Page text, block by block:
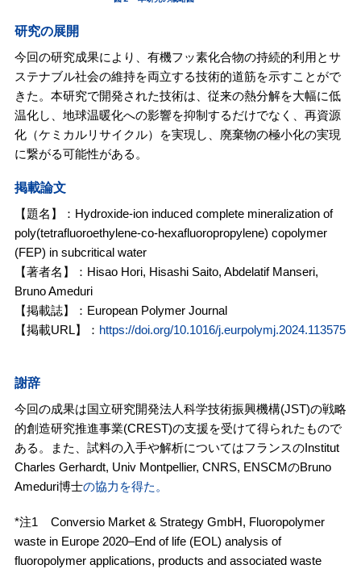
研究の展開
今回の研究成果により、有機フッ素化合物の持続的利用とサ
ステナブル社会の維持を両立する技術的道筋を示すことがで
きた。本研究で開発された技術は、従来の熱分解を大幅に低
温化し、地球温暖化への影響を抑制するだけでなく、再資源
化（ケミカルリサイクル）を実現し、廃棄物の極小化の実現
に繋がる可能性がある。
掲載論文
【題名】：Hydroxide-ion induced complete mineralization of
poly(tetrafluoroethylene-co-hexafluoropropylene) copolymer
(FEP) in subcritical water
【著者名】：Hisao Hori, Hisashi Saito, Abdelatif Manseri,
Bruno Ameduri
【掲載誌】：European Polymer Journal
【掲載URL】： https://doi.org/10.1016/j.eurpolymj.2024.113575
謝辞
今回の成果は国立研究開発法人科学技術振興機構(JST)の戦略
的創造研究推進事業(CREST)の支援を受けて得られたもので
ある。また、試料の入手や解析についてはフランスのInstitut
Charles Gerhardt, Univ Montpellier, CNRS, ENSCMのBruno
Ameduri博士の協力を得た。
*注1 Conversio Market & Strategy GmbH, Fluoropolymer
waste in Europe 2020–End of life (EOL) analysis of
fluoropolymer applications, products and associated waste